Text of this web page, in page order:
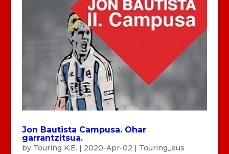
Jon Bautista Campusa. Ohar
garrantzitsua.
by Touring K.E. | 2020-Apr-02 | Touring_eus